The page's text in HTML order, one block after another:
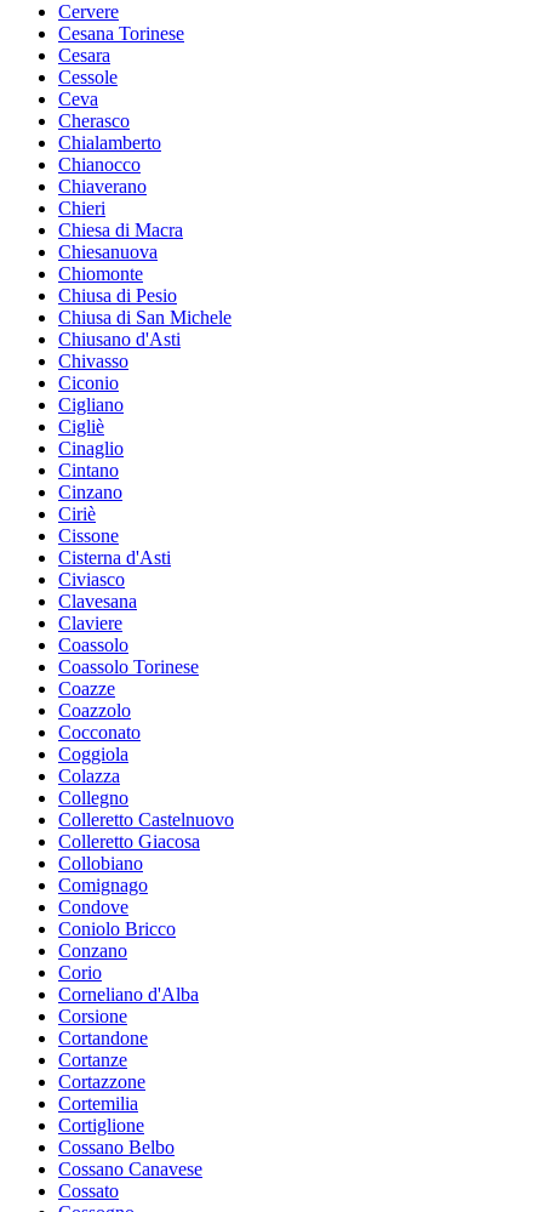
Cervere
Cesana Torinese
Cesara
Cessole
Ceva
Cherasco
Chialamberto
Chianocco
Chiaverano
Chieri
Chiesa di Macra
Chiesanuova
Chiomonte
Chiusa di Pesio
Chiusa di San Michele
Chiusano d'Asti
Chivasso
Ciconio
Cigliano
Cigliè
Cinaglio
Cintano
Cinzano
Ciriè
Cissone
Cisterna d'Asti
Civiasco
Clavesana
Claviere
Coassolo
Coassolo Torinese
Coazze
Coazzolo
Cocconato
Coggiola
Colazza
Collegno
Colleretto Castelnuovo
Colleretto Giacosa
Collobiano
Comignago
Condove
Coniolo Bricco
Conzano
Corio
Corneliano d'Alba
Corsione
Cortandone
Cortanze
Cortazzone
Cortemilia
Cortiglione
Cossano Belbo
Cossano Canavese
Cossato